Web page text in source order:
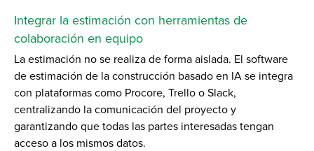
Integrar la estimación con herramientas de
colaboración en equipo
La estimación no se realiza de forma aislada. El software
de estimación de la construcción basado en IA se integra
con plataformas como Procore, Trello o Slack,
centralizando la comunicación del proyecto y
garantizando que todas las partes interesadas tengan
acceso a los mismos datos.